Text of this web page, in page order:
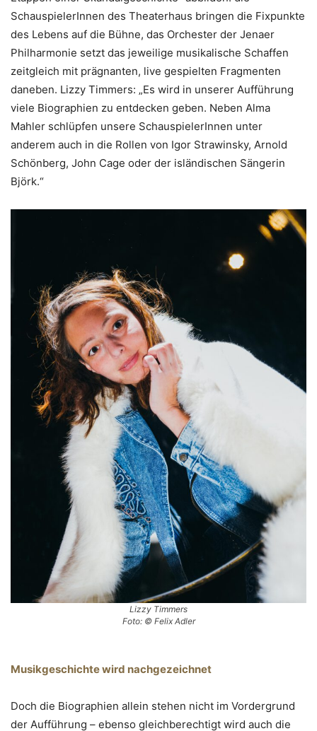
SchauspielerInnen des Theaterhaus bringen die Fixpunkte
des Lebens auf die Bühne, das Orchester der Jenaer
Philharmonie setzt das jeweilige musikalische Schaffen
zeitgleich mit prägnanten, live gespielten Fragmenten
daneben. Lizzy Timmers: „Es wird in unserer Aufführung
viele Biographien zu entdecken geben. Neben Alma
Mahler schlüpfen unsere SchauspielerInnen unter
anderem auch in die Rollen von Igor Strawinsky, Arnold
Schönberg, John Cage oder der isländischen Sängerin
Björk.“
Lizzy Timmers
Foto: © Felix Adler
Musikgeschichte wird nachgezeichnet
Doch die Biographien allein stehen nicht im Vordergrund
der Aufführung – ebenso gleichberechtigt wird auch die